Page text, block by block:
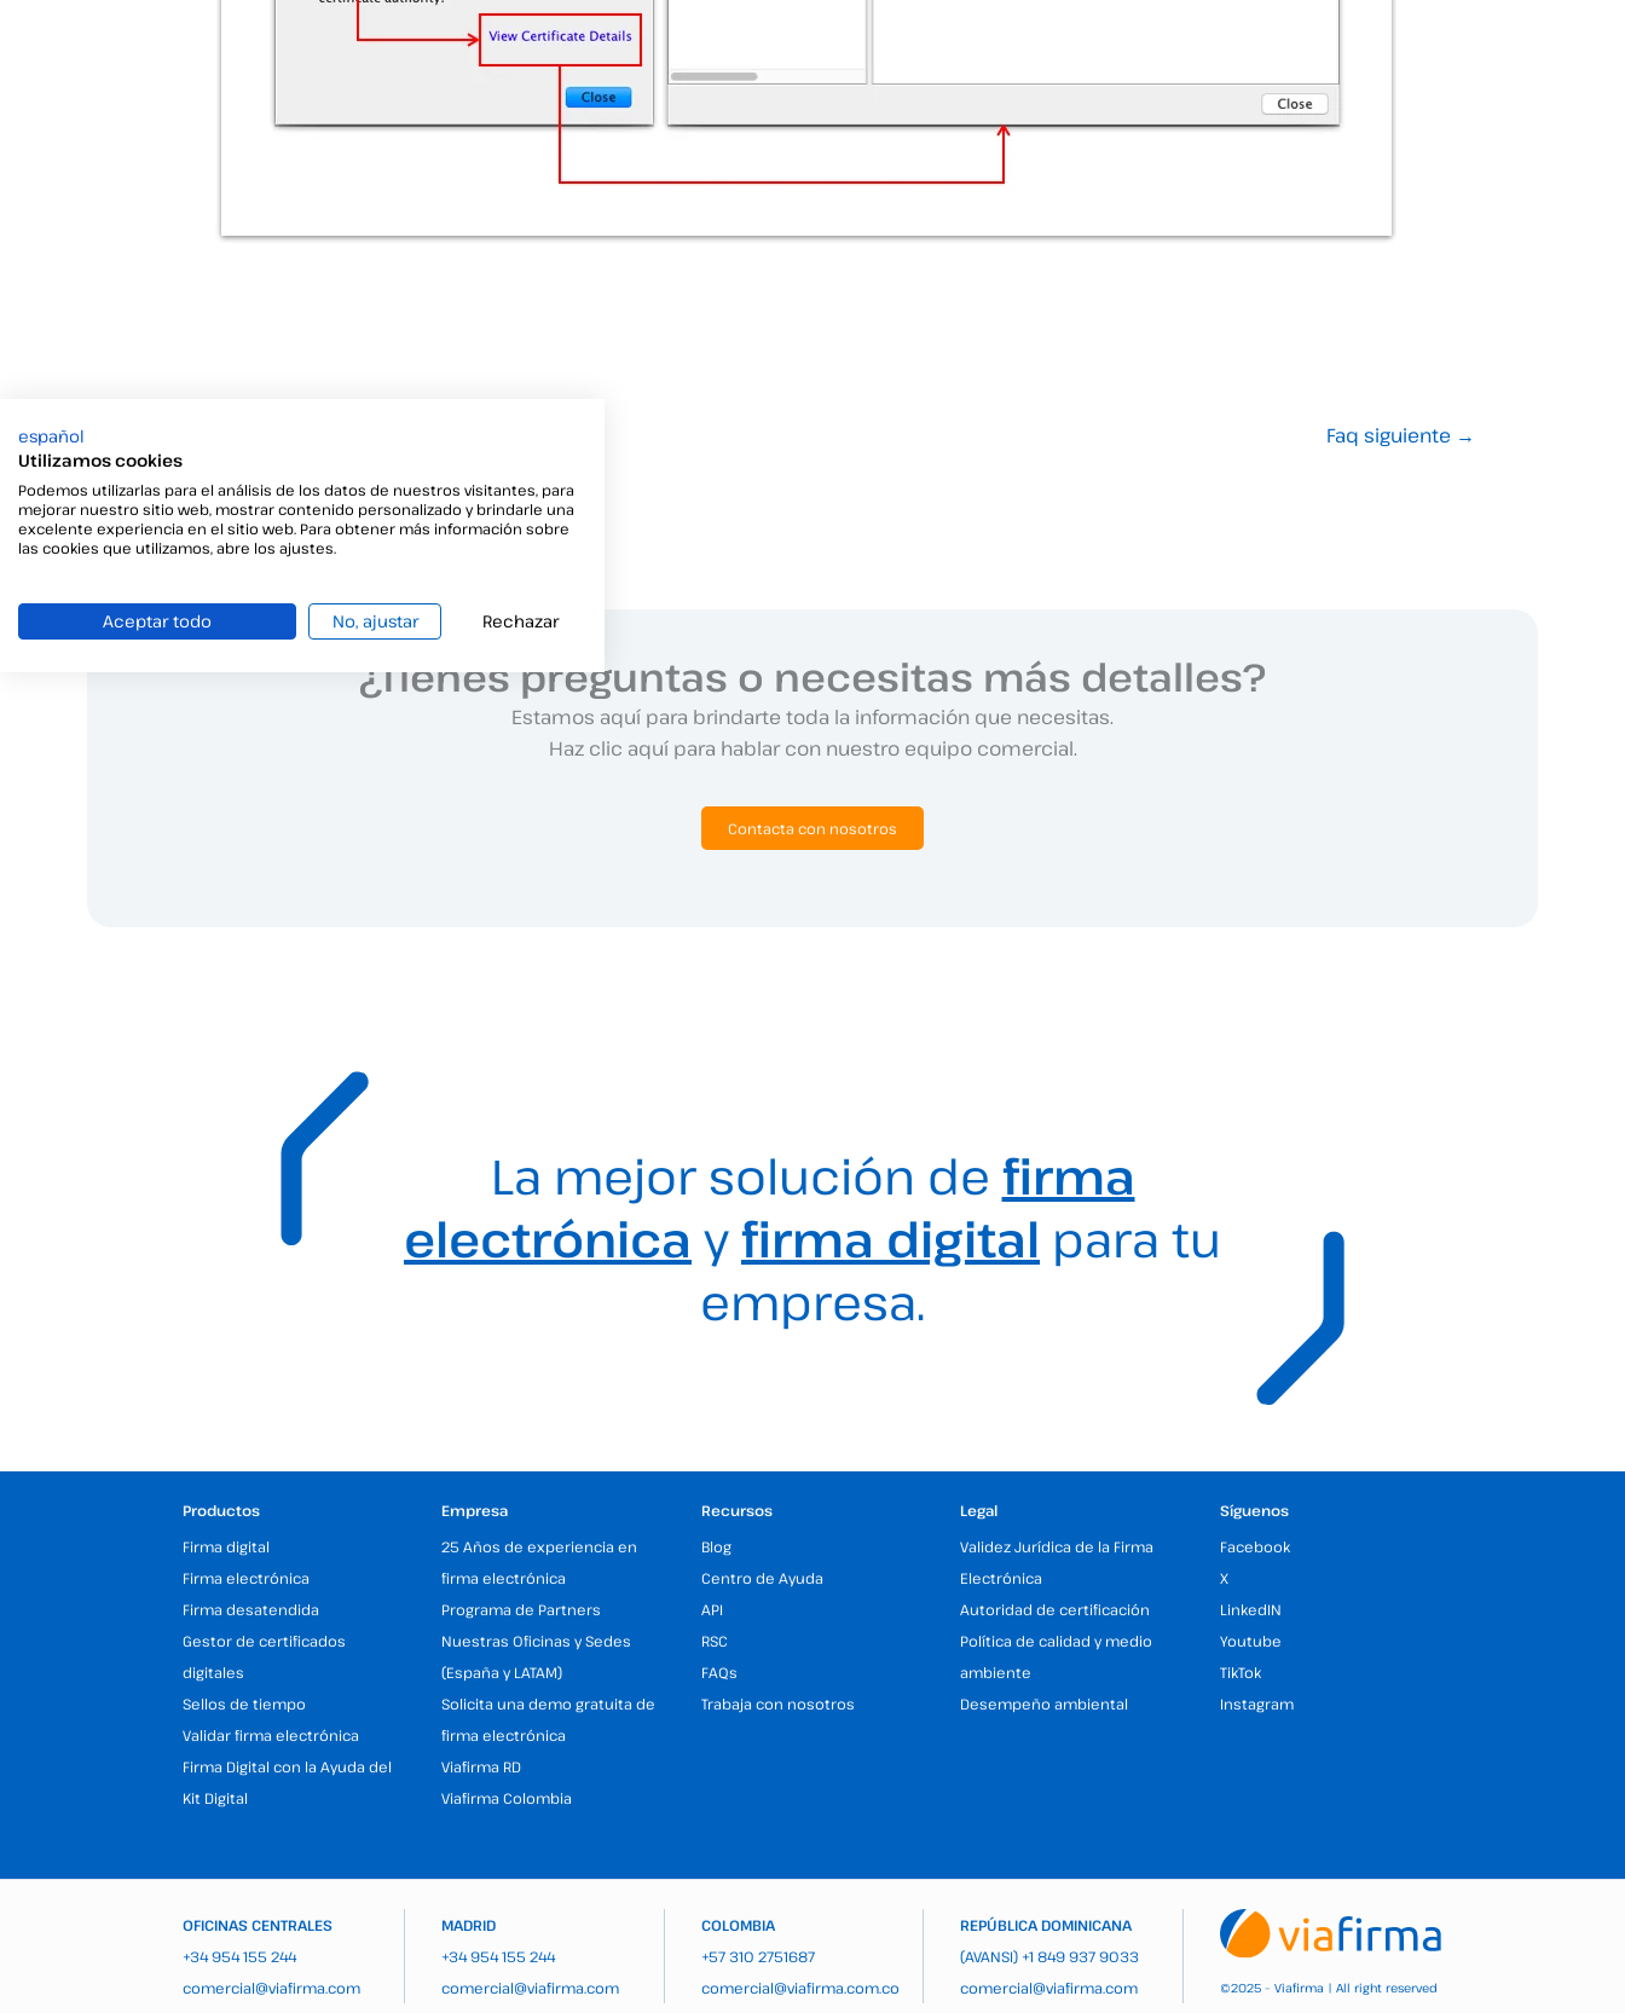
Faq siguiente →
¿Tienes preguntas o necesitas más detalles?
Estamos aquí para brindarte toda la información que necesitas.
Haz clic aquí para hablar con nuestro equipo comercial.
Contacta con nosotros
La mejor solución de firma
electrónica yfirma digital para tu
empresa.
Productos
Firma digital
Firma electrónica
Firma desatendida
Gestor de certificados
digitales
Sellos de tiempo
Validar firma electrónica
Firma Digital con la Ayuda del
Kit Digital
Empresa
25 Años de experiencia en
firma electrónica
Programa de Partners
Nuestras Oficinas y Sedes
(España y LATAM)
Solicita una demo gratuita de
firma electrónica
Viafirma RD
Viafirma Colombia
Recursos
Blog
Centro de Ayuda
API
RSC
FAQs
Trabaja con nosotros
Legal
Validez Jurídica de la Firma
Electrónica
Autoridad de certificación
Política de calidad y medio
ambiente
Desempeño ambiental
Síguenos
Facebook
X
LinkedIN
Youtube
TikTok
Instagram
OFICINAS CENTRALES
+34 954 155 244
comercial@viafirma.com
MADRID
+34 954 155 244
comercial@viafirma.com
COLOMBIA
+57 310 2751687
comercial@viafirma.com.co
REPÚBLICA DOMINICANA
(AVANSI) +1 849 937 9033
comercial@viafirma.com
©2025 – Viafirma | All right reserved
español
Utilizamos cookies
Podemos utilizarlas para el análisis de los datos de nuestros visitantes, para
mejorar nuestro sitio web, mostrar contenido personalizado y brindarle una
excelente experiencia en el sitio web. Para obtener más información sobre
las cookies que utilizamos, abre los ajustes.
Aceptar todo No, ajustar Rechazar